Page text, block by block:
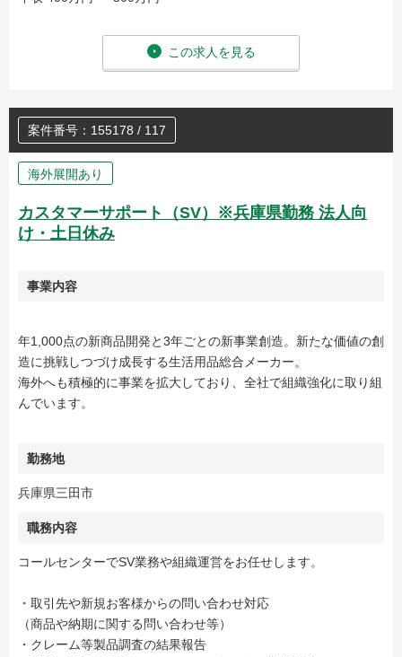
この求人を見る
案件番号：155178 / 117
海外展開あり
カスタマーサポート（SV）※兵庫県勤務 法人向
け・土日休み
事業内容
年1,000点の新商品開発と3年ごとの新事業創造。新たな価値の創
造に挑戦しつづけ成長する生活用品総合メーカー。
海外へも積極的に事業を拡大しており、全社で組織強化に取り組
んでいます。
勤務地
兵庫県三田市
職務内容
コールセンターでSV業務や組織運営をお任せします。
・取引先や新規お客様からの問い合わせ対応
（商品や納期に関する問い合わせ等）
・クレーム等製品調査の結果報告